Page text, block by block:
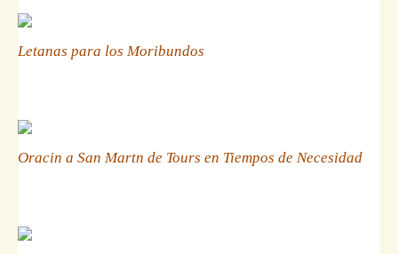
Letanas para los Moribundos
Oracin a San Martn de Tours en Tiempos de Necesidad